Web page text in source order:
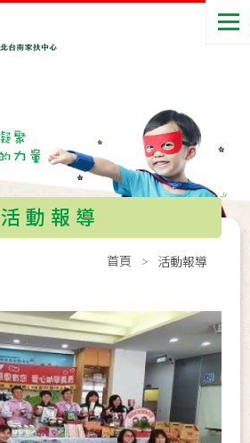
活動報導
首頁 活動報導